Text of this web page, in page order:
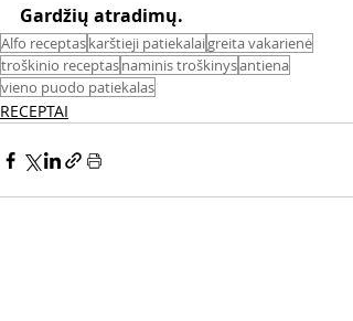
Gardžių atradimų.
Alfo receptaskarštieji patiekalaigreita vakarienė
troškinio receptasnaminis troškinysantiena
vieno puodo patiekalas
RECEPTAI